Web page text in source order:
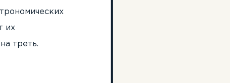
их
треть.